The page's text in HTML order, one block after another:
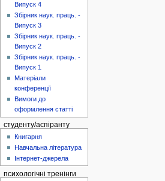
Випуск 4
Збірник наук. праць. -
Випуск 3
Збірник наук. праць. -
Випуск 2
Збірник наук. праць. -
Випуск 1
Матеріали
конференції
Вимоги до
оформлення статті
студенту/аспіранту
Книгарня
Навчальна література
Інтернет-джерела
психологічні тренінги